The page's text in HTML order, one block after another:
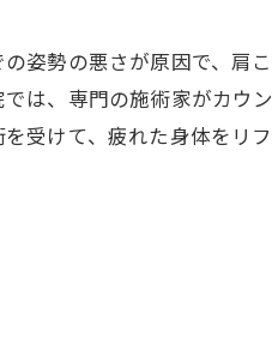
姿勢の悪さが原因で、肩
では、専門の施術家がカウ
受けて、疲れた身体をリ